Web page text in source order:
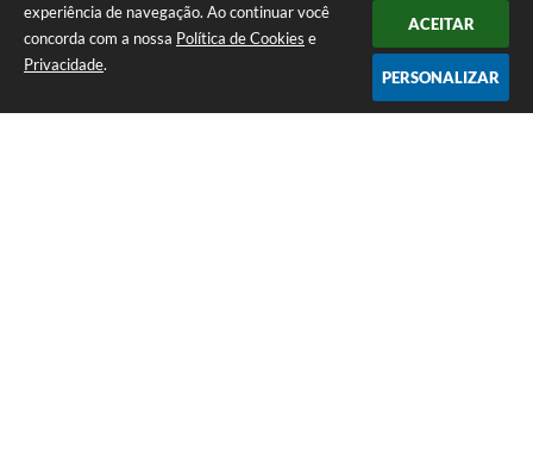
experiência de navegação. Ao continuar você
concorda com a nossa Política de Cookies e
Privacidade.
ACEITAR
PERSONALIZAR